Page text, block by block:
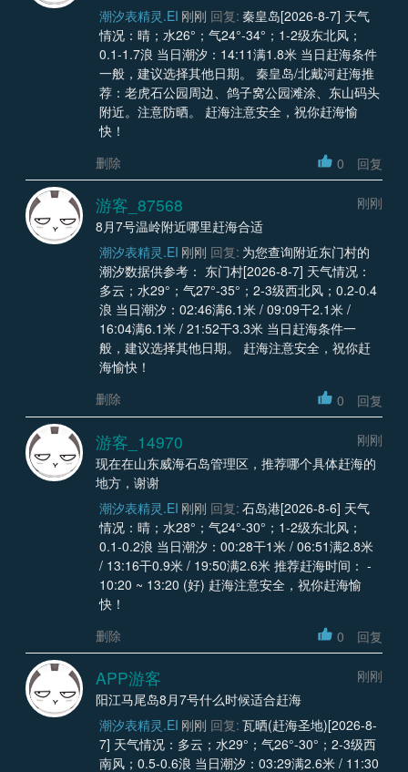
潮汐表精灵.EI 刚刚 回复: 秦皇岛[2026-8-7] 天气
情况：晴；水26°；气24°-34°；1-2级东北风；
0.1-1.7浪 当日潮汐：14:11满1.8米 当日赶海条件
一般，建议选择其他日期。 秦皇岛/北戴河赶海推
荐：老虎石公园周边、鸽子窝公园滩涂、东山码头
附近。注意防晒。 赶海注意安全，祝你赶海愉
快！
删除
0 回复
游客_87568
刚刚
8月7号温岭附近哪里赶海合适
潮汐表精灵.EI 刚刚 回复: 为您查询附近东门村的
潮汐数据供参考： 东门村[2026-8-7] 天气情况：
多云；水29°；气27°-35°；2-3级西北风；0.2-0.4
浪 当日潮汐：02:46满6.1米 / 09:09干2.1米 /
16:04满6.1米 / 21:52干3.3米 当日赶海条件一
般，建议选择其他日期。 赶海注意安全，祝你赶
海愉快！
删除
0 回复
游客_14970
刚刚
现在在山东威海石岛管理区，推荐哪个具体赶海的
地方，谢谢
潮汐表精灵.EI 刚刚 回复: 石岛港[2026-8-6] 天气
情况：晴；水28°；气24°-30°；1-2级东北风；
0.1-0.2浪 当日潮汐：00:28干1米 / 06:51满2.8米
/ 13:16干0.9米 / 19:50满2.6米 推荐赶海时间： -
10:20 ~ 13:20 (好) 赶海注意安全，祝你赶海愉
快！
删除
0 回复
APP游客
刚刚
阳江马尾岛8月7号什么时候适合赶海
潮汐表精灵.EI 刚刚 回复: 瓦晒(赶海圣地)[2026-8-
7] 天气情况：多云；水29°；气26°-30°；2-3级西
南风；0.5-0.6浪 当日潮汐：03:29满2.6米 / 11:30